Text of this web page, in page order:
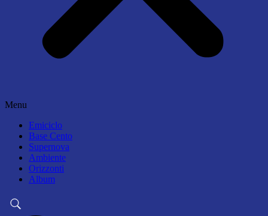
Menu
Emiciclo
Base Cento
Supernova
Ambiente
Orizzonti
Album